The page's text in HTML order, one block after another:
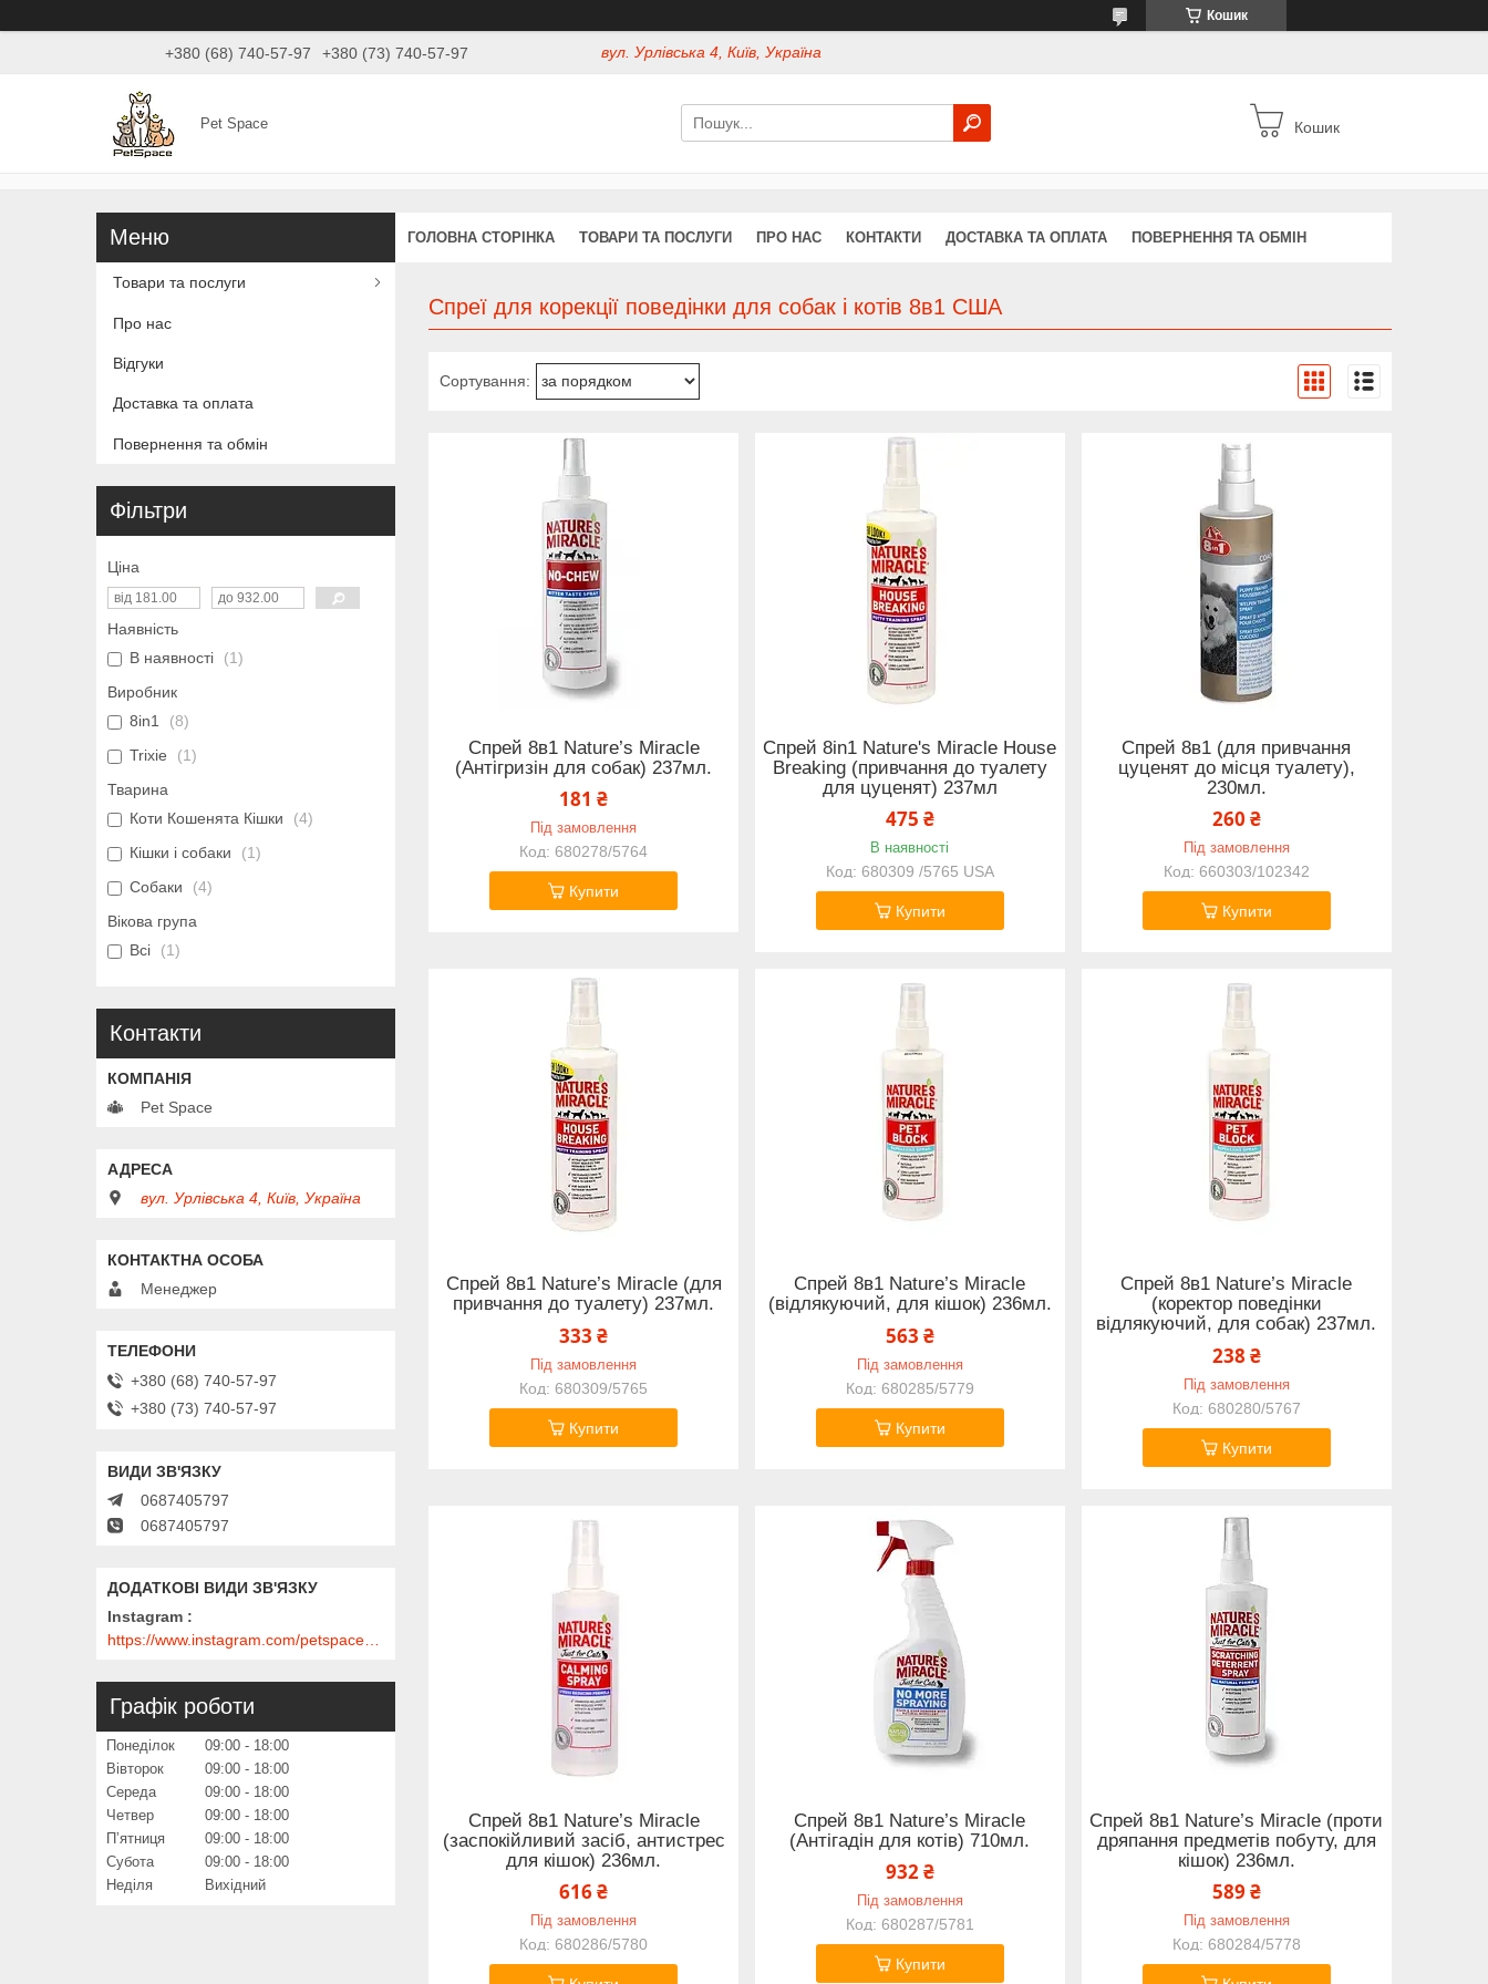
Кошик
+380 (68) 740-57-97 +380 (73) 740-57-97 вул. Урлівська 4, Київ, Україна
Pet Space Кошик
ГОЛОВНА СТОРІНКА ТОВАРИ ТА ПОСЛУГИ ПРО НАС КОНТАКТИ ДОСТАВКА ТА ОПЛАТА ПОВЕРНЕННЯ ТА ОБМІН
Спреї для корекції поведінки для собак і котів 8в1 США
Спрей 8в1 Nature’s Miracle
(Антігризін для собак) 237мл.
181 ₴
Під замовлення
680278/5764
Купити
Спрей 8in1 Nature's Miracle House
Breaking (привчання до туалету
для цуценят) 237мл
475 ₴
В наявності
680309 /5765 USA
Купити
Спрей 8в1 (для привчання
цуценят до місця туалету),
230мл.
260 ₴
Під замовлення
660303/102342
Купити
Спрей 8в1 Nature’s Miracle (для
привчання до туалету) 237мл.
333 ₴
Під замовлення
680309/5765
Купити
Спрей 8в1 Nature’s Miracle
(відлякуючий, для кішок) 236мл.
563 ₴
Під замовлення
680285/5779
Купити
Спрей 8в1 Nature’s Miracle
(коректор поведінки
відлякуючий, для собак) 237мл.
238 ₴
Під замовлення
680280/5767
Купити
Спрей 8в1 Nature’s Miracle
(заспокійливий засіб, антистрес
для кішок) 236мл.
616 ₴
Під замовлення
680286/5780
Спрей 8в1 Nature’s Miracle
(Антігадін для котів) 710мл.
932 ₴
Під замовлення
680287/5781
Купити
Спрей 8в1 Nature’s Miracle (проти
дряпання предметів побуту, для
кішок) 236мл.
589 ₴
Під замовлення
680284/5778
Товари та послуги
Про нас
Відгуки
Доставка та оплата
Повернення та обмін
Фільтри
Ціна
Наявність
В наявності
1
Виробник
8in1
8
Trixie
1
Тварина
Коти Кошенята Кішки
4
Кішки і собаки
1
Собаки
4
Вікова група
Всі
1
Контакти
Pet Space
вул. Урлівська 4, Київ, Україна
Менеджер
+380 (68) 740-57-97
+380 (73) 740-57-97
0687405797
0687405797
Instagram
Графік роботи
Понеділок 09:00
18:00
Вівторок
09:00
18:00
Середа
09:00
18:00
Четвер
09:00
18:00
Пʼятниця
09:00
18:00
Субота
09:00
18:00
Неділя
Вихідний